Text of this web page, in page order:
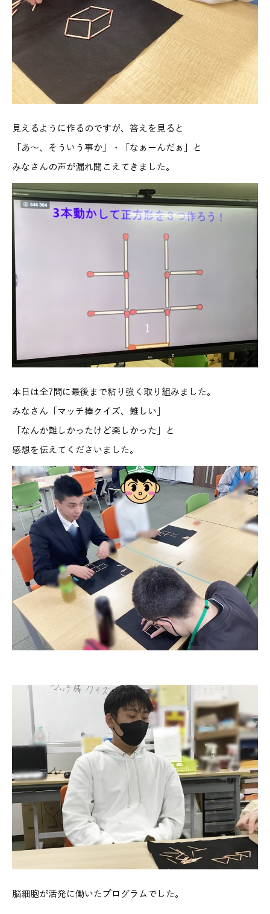
見えるように作るのですが、答えを見ると
「あ～、そういう事か」・「なぁーんだぁ」と
みなさんの声が漏れ聞こえてきました。
本日は全7問に最後まで粘り強く取り組みました。
みなさん「マッチ棒クイズ、難しい」
「なんか難しかったけど楽しかった」と
感想を伝えてくださいました。
脳細胞が活発に働いたプログラムでした。